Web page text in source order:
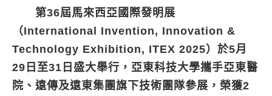
第36屆馬來西亞國際發明展
（International Invention, Innovation &
Technology Exhibition, ITEX 2025）於5月
29日至31日盛大舉行，亞東科技大學攜手亞東醫
院、遠傳及遠東集團旗下技術團隊參展，榮獲2